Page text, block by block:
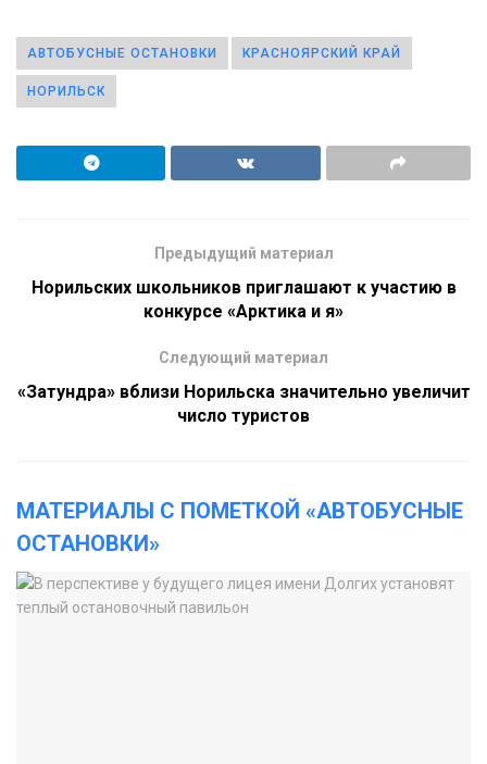
АВТОБУСНЫЕ ОСТАНОВКИ КРАСНОЯРСКИЙ КРАЙ
НОРИЛЬСК
Предыдущий материал
Норильских школьников приглашают к участию в
конкурсе «Арктика и я»
Следующий материал
«Затундра» вблизи Норильска значительно увеличит
число туристов
МАТЕРИАЛЫ С ПОМЕТКОЙ «АВТОБУСНЫЕ
ОСТАНОВКИ»